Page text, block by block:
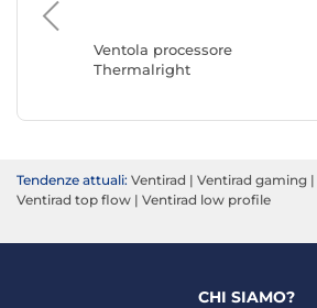
Ventola processore
Thermalright
Tendenze attuali: Ventirad | Ventirad gaming |
Ventirad top flow | Ventirad low profile
CHI SIAMO?